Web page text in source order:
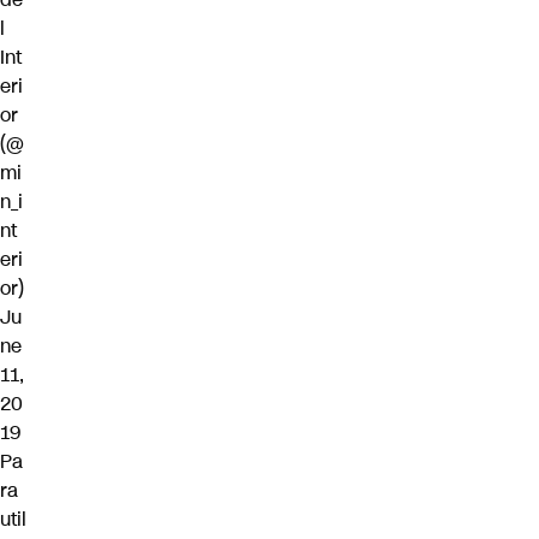
l
Int
eri
or
(@
mi
n_i
nt
eri
or)
Ju
ne
11,
20
19
Pa
ra
util